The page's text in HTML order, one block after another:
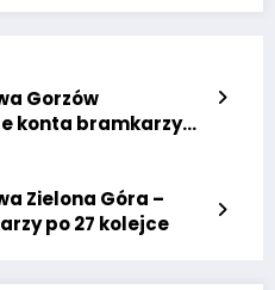
Gorzów
konta bramkarzy
Zielona Góra –
po 27 kolejce